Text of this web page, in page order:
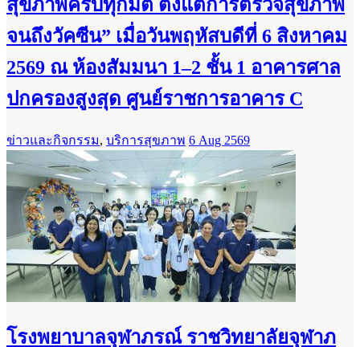
สุขภาพครบทุกมิติ ตั้งแต่การตรวจสุขภาพ
จนถึงวัคซีน” เมื่อวันพฤหัสบดีที่ 6 สิงหาคม
2569 ณ ห้องสัมมนา 1–2 ชั้น 1 อาคารศาล
ปกครองสูงสุด ศูนย์ราชการอาคาร C
ข่าวและกิจกรรม, บริการสุขภาพ 6 Aug 2569
โรงพยาบาลจุฬาภรณ์ ราชวิทยาลัยจุฬาภ